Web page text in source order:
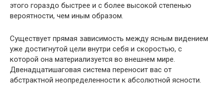
этого гораздо быстрее и с более высокой степенью
вероятности, чем иным образом.
Существует прямая зависимость между ясным видением
уже достигнутой цели внутри себя и скоростью, с
которой она материализуется во внешнем мире.
Двенадцатишаговая система переносит вас от
абстрактной неопределенности к абсолютной ясности.